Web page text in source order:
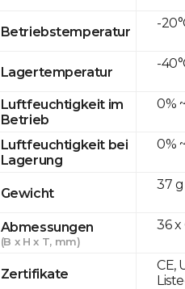
Betriebstemperatur
Lagertemperatur
Luftfeuchtigkeit im
Betrieb
Luftfeuchtigkeit bei
Lagerung
Gewicht
Abmessungen
(B x H x T, mm)
Zertifikate
-
-
0%
0%
37 g
36 x
CE,